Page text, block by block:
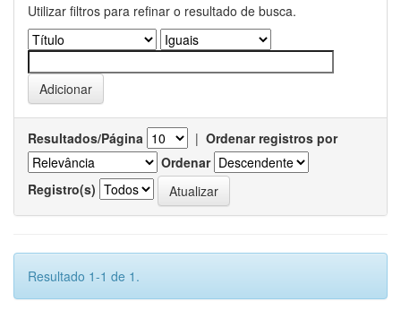
Utilizar filtros para refinar o resultado de busca.
Resultados/Página | Ordenar registros por
Ordenar
Registro(s)
Resultado 1-1 de 1.